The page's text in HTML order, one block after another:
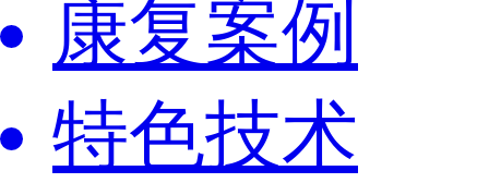
康复案例
特色技术